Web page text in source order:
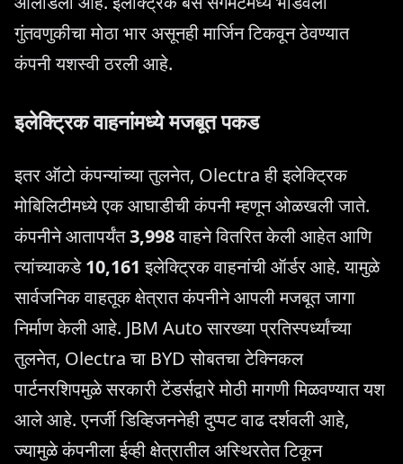
गुंतवणुकीचा मोठा भार असूनही मार्जिन टिकवून ठेवण्यात
कंपनी यशस्वी ठरली आहे.
इलेक्ट्रिक वाहनांमध्ये मजबूत पकड
इतर ऑटो कंपन्यांच्या तुलनेत, Olectra ही इलेक्ट्रिक
मोबिलिटीमध्ये एक आघाडीची कंपनी म्हणून ओळखली जाते.
कंपनीने आतापर्यंत3,998वाहने वितरित केली आहेत आणि
त्यांच्याकडे10,161 इलेक्ट्रिक वाहनांची ऑर्डर आहे. यामुळे
सार्वजनिक वाहतूक क्षेत्रात कंपनीने आपली मजबूत जागा
निर्माण केली आहे. JBM Auto सारख्या प्रतिस्पर्ध्यांच्या
तुलनेत, Olectra चा BYD सोबतचा टेक्निकल
पार्टनरशिपमुळे सरकारी टेंडर्सद्वारे मोठी मागणी मिळवण्यात यश
आले आहे. एनर्जी डिव्हिजननेही दुप्पट वाढ दर्शवली आहे,
ज्यामुळे कंपनीला ईव्ही क्षेत्रातील अस्थिरतेत टिकून